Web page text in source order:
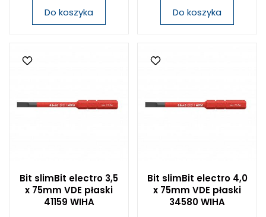
Do koszyka Do koszyka
Bit slimBit electro 3,5
x 75mm VDE płaski
41159 WIHA
Bit slimBit electro 4,0
x 75mm VDE płaski
34580 WIHA